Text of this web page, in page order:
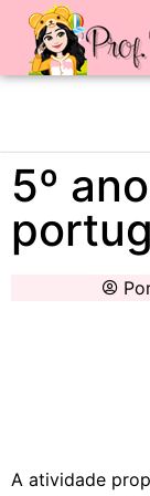
5º
A atividade